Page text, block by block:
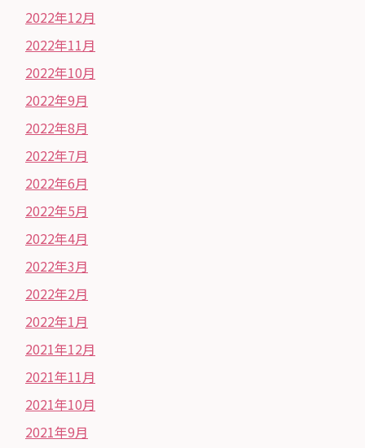
2022年12月
2022年11月
2022年10月
2022年9月
2022年8月
2022年7月
2022年6月
2022年5月
2022年4月
2022年3月
2022年2月
2022年1月
2021年12月
2021年11月
2021年10月
2021年9月